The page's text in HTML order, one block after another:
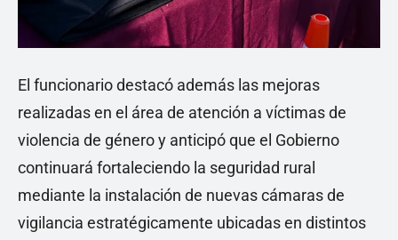
El funcionario destacó además las mejoras
realizadas en el área de atención a víctimas de
violencia de género y anticipó que el Gobierno
continuará fortaleciendo la seguridad rural
mediante la instalación de nuevas cámaras de
vigilancia estratégicamente ubicadas en distintos